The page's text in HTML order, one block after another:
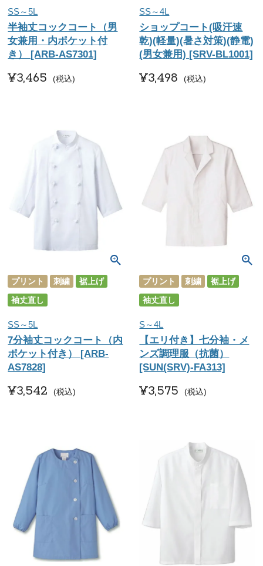
SS～5L
半袖丈コックコート（男
女兼用・内ポケット付
き） [ARB-AS7301]
¥3,465 税込
SS～4L
ショップコート(吸汗速
乾)(軽量)(暑さ対策)(静電)
(男女兼用) [SRV-BL1001]
¥3,498 税込
プリント 刺繍
裾上げ
袖丈直し
SS～5L
7分袖丈コックコート（内
ポケット付き） [ARB-
AS7828]
¥3,542 税込
プリント 刺繍
裾上げ
袖丈直し
S～4L
【エリ付き】七分袖・メ
ンズ調理服（抗菌）
[SUN(SRV)-FA313]
¥3,575 税込